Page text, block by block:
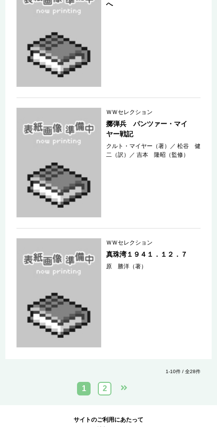
へ
ＷＷセレクション
擲弾兵 パンツァー・マイ
ヤー戦記
クルト・マイヤー（著） ／松谷 健
二（訳）
／吉本 隆昭（監修）
ＷＷセレクション
真珠湾１９４１．１２．７
原 勝洋（著）
1-10件 / 全28件
1 2
サイトのご利用にあたって